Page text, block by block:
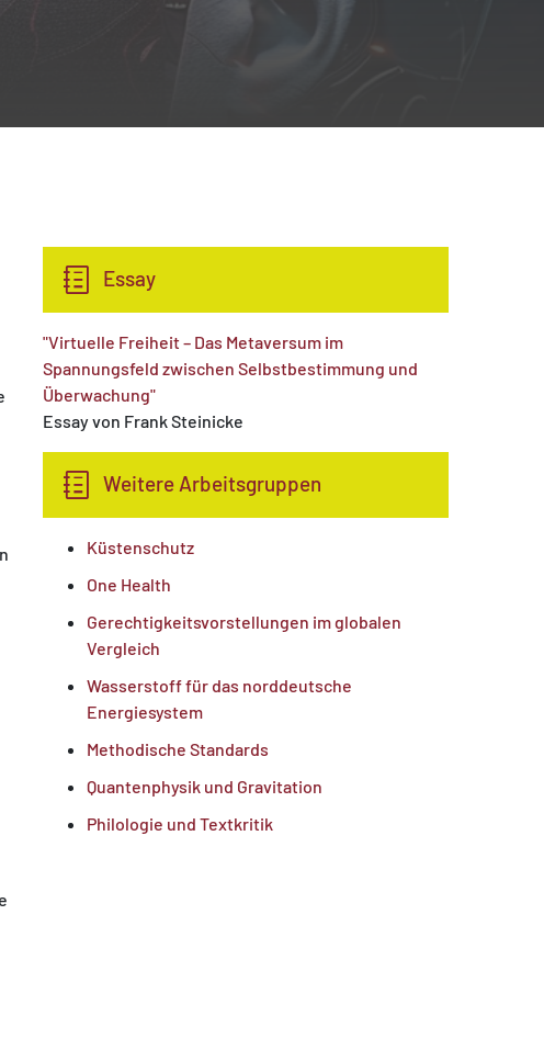
Essay
"Virtuelle Freiheit – Das Metaversum im
Spannungsfeld zwischen Selbstbestimmung und
Überwachung"
Essay von Frank Steinicke
Weitere Arbeitsgruppen
Küstenschutz
One Health
Gerechtigkeitsvorstellungen im globalen
Vergleich
Wasserstoff für das norddeutsche
Energiesystem
Methodische Standards
Quantenphysik und Gravitation
Philologie und Textkritik